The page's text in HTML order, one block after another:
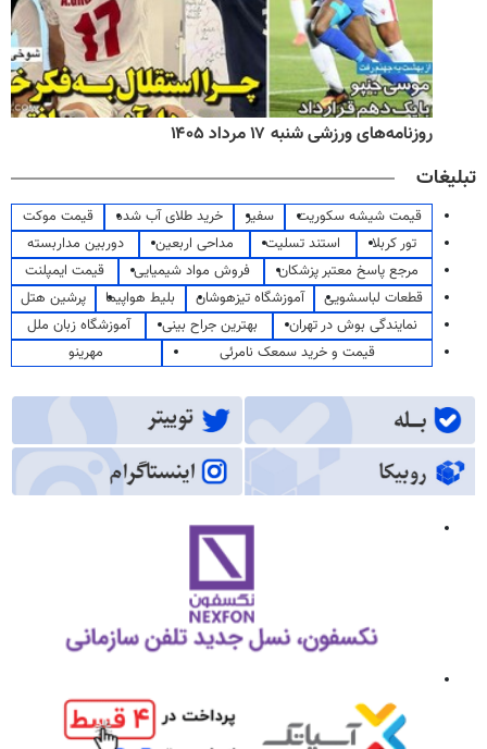
روزنامه‌های ورزشی شنبه ۱۷ مرداد ۱۴۰۵
تبلیغات
قیمت شیشه سکوریت سفیر خرید طلای آب شده
قیمت موکت
تور کربلا
استند تسلیت مداحی اربعین
دوربین مداربسته
مرجع پاسخ معتبر پزشکان
فروش مواد شیمیایی
قیمت ایمپلنت
قطعات لباسشویی
آموزشگاه تیزهوشان بلیط هواپیما
پرشین هتل
نمایندگی بوش در تهران
بهترین جراح بینی
آموزشگاه زبان ملل
قیمت و خرید سمعک نامرئی
مهرینو